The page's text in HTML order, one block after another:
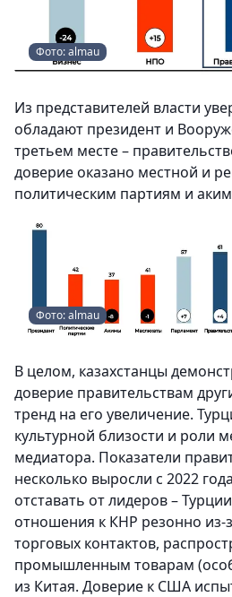
Фото: almau
Из представителей власти
обладают президент и
третьем месте –
доверие оказано местной и
политическим партиям и
Фото: almau
В целом, казахстанцы
доверие правительствам
тренд на его увеличение.
культурной близости и роли
медиатора. Показатели
несколько выросли с 2022
отставать от лидеров –
отношения к КНР резонно
торговых контактов,
промышленным товарам
из Китая. Доверие к США